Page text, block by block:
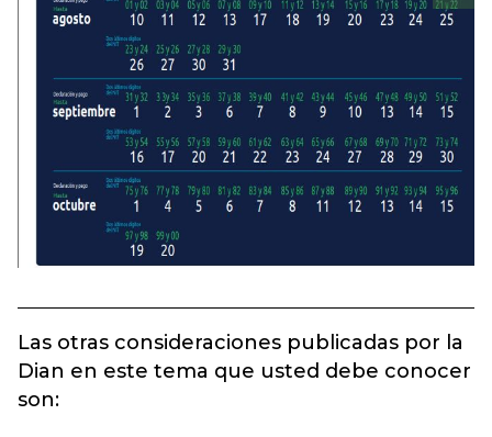
Las otras consideraciones publicadas por la
Dian en este tema que usted debe conocer
son: